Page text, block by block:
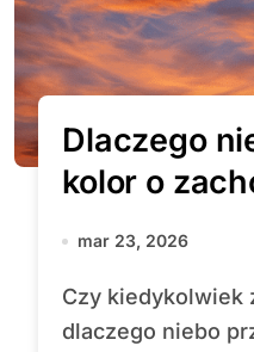
Dlaczego
kolor o
mar 23, 2026
Czy kiedykolwiek zastanawiałeś się,
dlaczego niebo